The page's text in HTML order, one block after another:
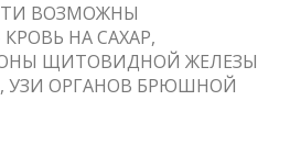
ВОЗМОЖНЫ
НА САХАР,
ЩИТОВИДНОЙ ЖЕЛЕЗЫ
УЗИ ОРГАНОВ БРЮШНОЙ